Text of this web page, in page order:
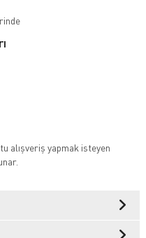
alışveriş yapmak isteyen